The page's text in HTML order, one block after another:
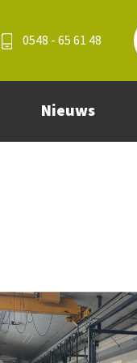
0548 - 65 61 48
Nieuws